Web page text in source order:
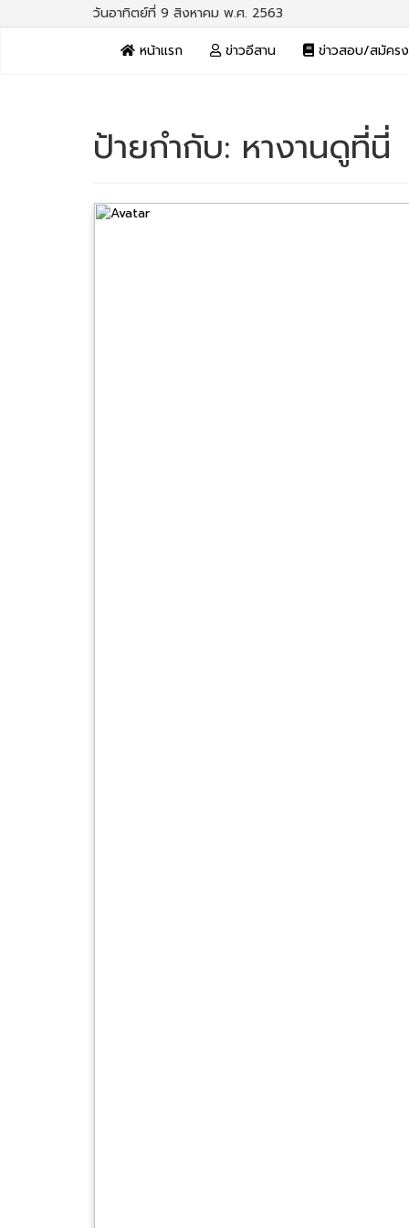
วันอาทิตย์ที่ 9 สิงหาคม พ.ศ. 2563
หน้าแรก
ข่าวอีสาน ข่าวสอบ/สมัคร
ป้ายกำกับ: หางานดูที่นี่